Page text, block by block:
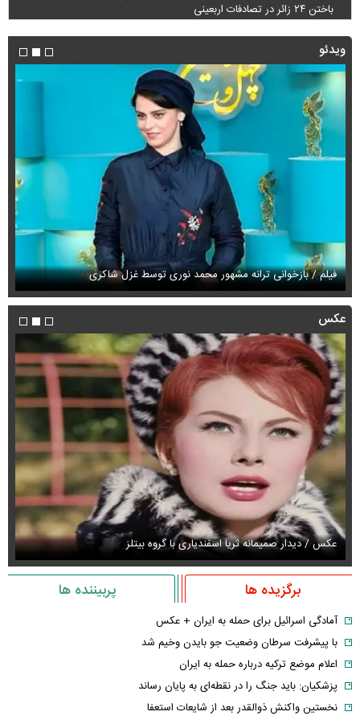
باختن ۲۴ زائر در تصادفات اربعینی
ویدئو
فیلم / بازخوانی ترانه مشهور محمد نوری توسط غزل شاکری
عکس
عکس / دیدار صمیمانه ثریا اسفندیاری با گروه بیتلز
برگزیده ها پربیننده ها
آمادگی اسرائیل برای حمله به ایران + عکس
با پیشرفت سرطان وضعیت جو بایدن وخیم شد
اعلام موضع ترکیه درباره حمله به ایران
پزشکیان: باید جنگ را در نقطه‌ای به پایان رساند
نخستین واکنش ذوالقدر بعد از شایعات استعفا